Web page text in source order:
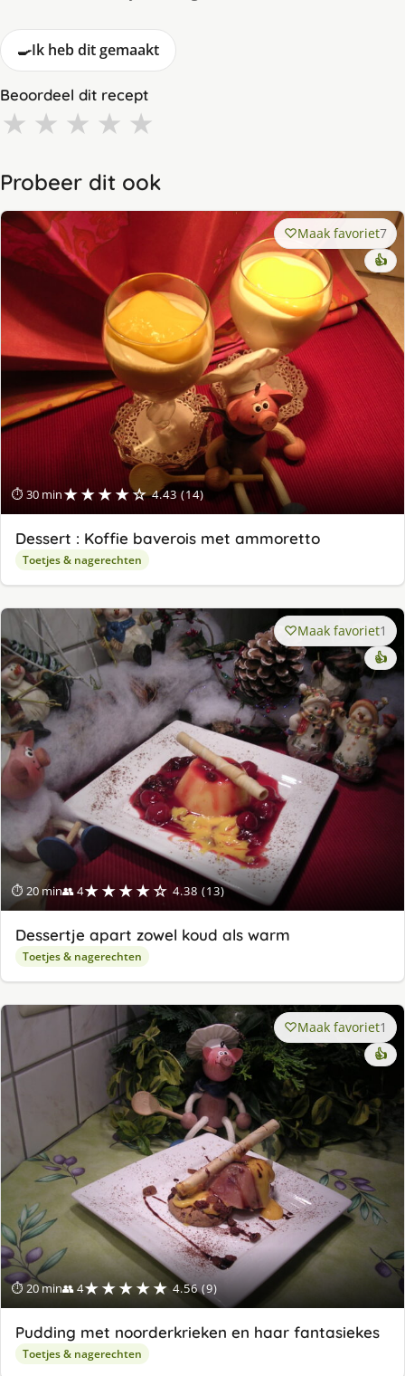
🍳Ik heb dit gemaakt
Beoordeel dit recept
★ ★ ★ ★ ★
Probeer dit ook
⏱ 30 min★★★★☆ 4.43 (14)
Maak favoriet7
👍
Dessert : Koffie baverois met ammoretto
Toetjes & nagerechten
⏱ 20 min👥 4★★★★☆ 4.38 (13)
Maak favoriet1
👍
Dessertje apart zowel koud als warm
Toetjes & nagerechten
⏱ 20 min👥 4★★★★★ 4.56 (9)
Maak favoriet1
👍
Pudding met noorderkrieken en haar fantasiekes
Toetjes & nagerechten